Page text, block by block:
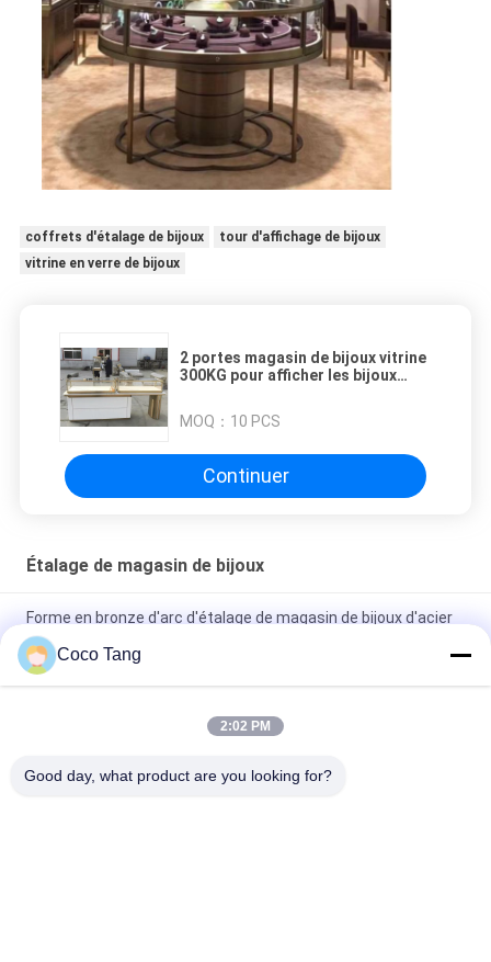
coffrets d'étalage de bijoux
tour d'affichage de bijoux
vitrine en verre de bijoux
2 portes magasin de bijoux vitrine
300KG pour afficher les bijoux
MOQ： 10 PCS
Continuer
Étalage de magasin de bijoux
Forme en bronze d'arc d'étalage de magasin de bijoux d'acier
inoxydable avec le Cabinet inférieur
Affichage en bronze de magasin d'étalage de magasin de
bijoux SS304 pour le verre de montre
serrure électrique en verre ultra blanche
Coco Tang
2:02 PM
Good day, what product are you looking for?